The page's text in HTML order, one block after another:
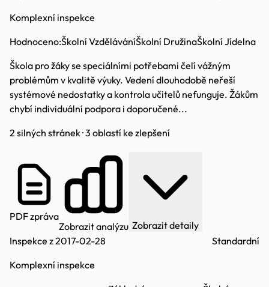
Komplexní inspekce
Hodnoceno:Školní VzděláváníŠkolní DružinaŠkolní Jídelna
Škola pro žáky se speciálními potřebami čelí vážným
problémům v kvalitě výuky. Vedení dlouhodobě neřeší
systémové nedostatky a kontrola učitelů nefunguje. Žákům
chybí individuální podpora i doporučené...
2 silných stránek · 3 oblastí ke zlepšení
PDF zpráva
Zobrazit analýzu Zobrazit detaily
Inspekce z 2017-02-28
Komplexní inspekce
Standardní